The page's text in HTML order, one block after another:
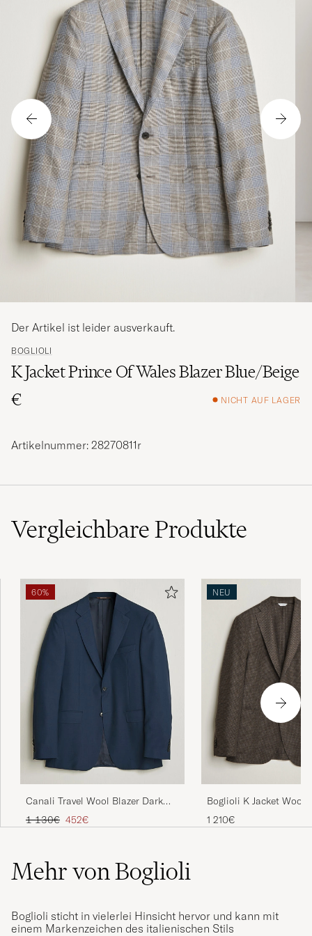
BOGLIOLI
K Jacket Prince Of Wales Blazer Blue/Beige
€
NICHT AUF LAGER
Der Artikel ist leider ausverkauft.
Artikelnummer: 28270811r
VergleichbareProdukte
60%
Canali Travel Wool Blazer Dark
Blue
Regulärer Preis
1 130€ Reduzierter Preis
452€
NEU
Boglioli K Jacket Wool
Houndstooth Blazer
1 210€
Mehr von Boglioli
Boglioli sticht in vielerlei Hinsicht hervor und kann mit
einem Markenzeichen des italienischen Stils